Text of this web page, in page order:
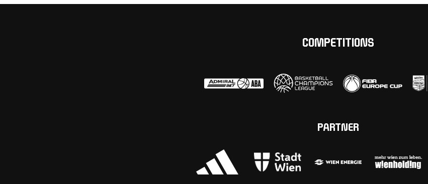
COMPETITIONS
PARTNER